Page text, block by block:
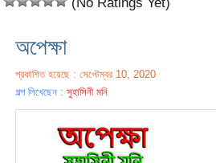
অপেক্ষা
প্রকাশিত হয়েছে : সেপ্টেম্বর 10, 2020
গল্প লিখেছেন :সুহাসিনী মনি